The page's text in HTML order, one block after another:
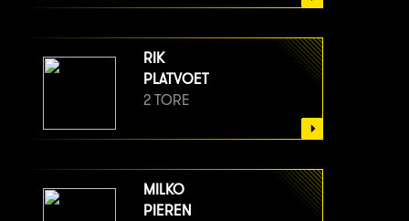
RIK
PLATVOET
2 TORE
MILKO
PIEREN